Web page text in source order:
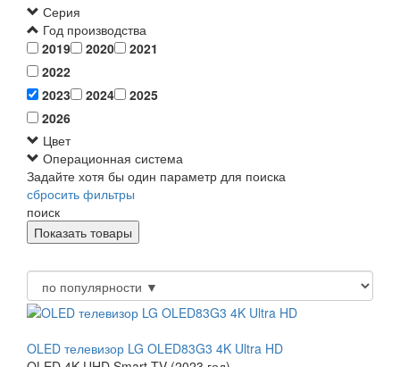
Серия
Год производства
2019
2020
2021
2022
2023
2024
2025
2026
Цвет
Операционная система
Задайте хотя бы один параметр для поиска
сбросить фильтры
поиск
OLED телевизор LG OLED83G3 4K Ultra HD